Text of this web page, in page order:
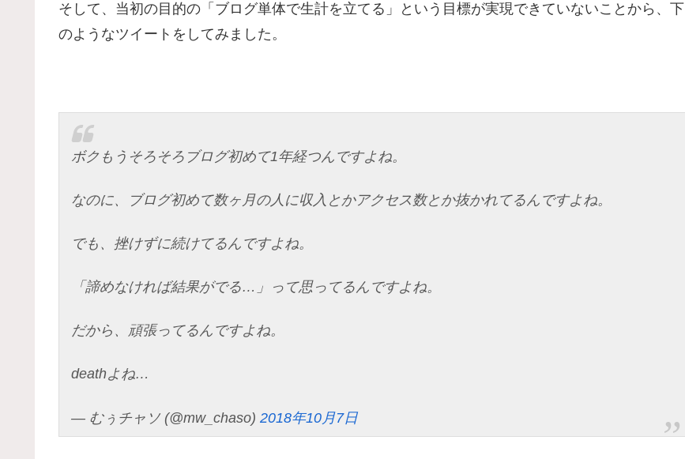
そして、当初の目的の「ブログ単体で生計を立てる」という目標が実現できていないことから、下
のようなツイートをしてみました。
ボクもうそろそろブログ初めて1年経つんですよね。
なのに、ブログ初めて数ヶ月の人に収入とかアクセス数とか抜かれてるんですよね。
でも、挫けずに続けてるんですよね。
「諦めなければ結果がでる…」って思ってるんですよね。
だから、頑張ってるんですよね。
deathよね…
— むぅチャソ (@mw_chaso) 2018年10月7日